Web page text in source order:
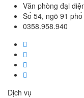
Văn phòng đại
Số 54, ngõ 91
0358.958.940
Dịch vụ